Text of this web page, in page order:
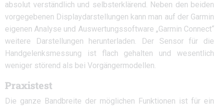
absolut verständlich und selbsterklärend. Neben den beiden
vorgegebenen Displaydarstellungen kann man auf der Garmin
eigenen Analyse und Auswertungssoftware „Garmin Connect“
weitere Darstellungen herunterladen. Der Sensor für die
Handgelenksmessung ist flach gehalten und wesentlich
weniger störend als bei Vorgängermodellen.
Praxistest
Die ganze Bandbreite der möglichen Funktionen ist für ein